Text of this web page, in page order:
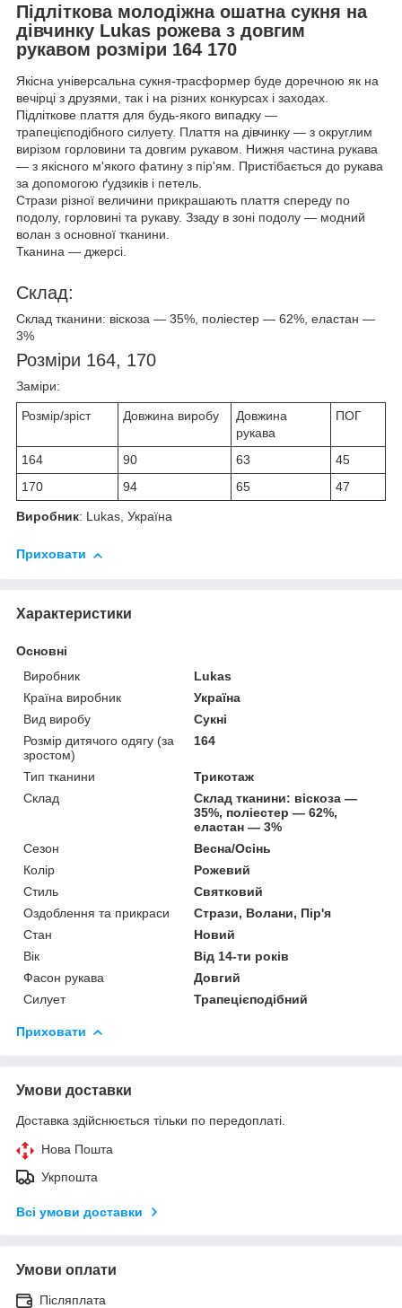
Підліткова молодіжна ошатна сукня на
дівчинку Lukas рожева з довгим
рукавом розміри 164 170
Якісна універсальна сукня-трасформер буде доречною як на
вечірці з друзями, так і на різних конкурсах і заходах.
Підліткове плаття для будь-якого випадку —
трапецієподібного силуету. Плаття на дівчинку — з округлим
вирізом горловини та довгим рукавом. Нижня частина рукава
— з якісного м'якого фатину з пір'ям. Пристібається до рукава
за допомогою ґудзиків і петель.
Стрази різної величини прикрашають плаття спереду по
подолу, горловині та рукаву. Ззаду в зоні подолу — модний
волан з основної тканини.
Тканина — джерсі.
Склад:
Склад тканини: віскоза — 35%, поліестер — 62%, еластан —
3%
Розміри 164, 170
Заміри:
Розмір/зріст Довжина виробу
Довжина
рукава
ПОГ
164 90 63
45
170
94 65 47
Виробник: Lukas, Україна
Приховати
Характеристики
Основні
Виробник
Lukas
Країна виробник
Україна
Вид виробу
Сукні
Розмір дитячого одягу (за
зростом)
164
Тип тканини
Трикотаж
Склад
Склад тканини: віскоза —
35%, поліестер — 62%,
еластан — 3%
Сезон
Весна/Осінь
Колір
Рожевий
Стиль
Святковий
Оздоблення та прикраси
Стрази, Волани, Пір'я
Стан
Новий
Вік
Від 14-ти років
Фасон рукава
Довгий
Силует
Трапецієподібний
Приховати
Умови доставки
Доставка здійснюється тільки по передоплаті.
Нова Пошта
Укрпошта
Всі умови доставки
Умови оплати
Післяплата